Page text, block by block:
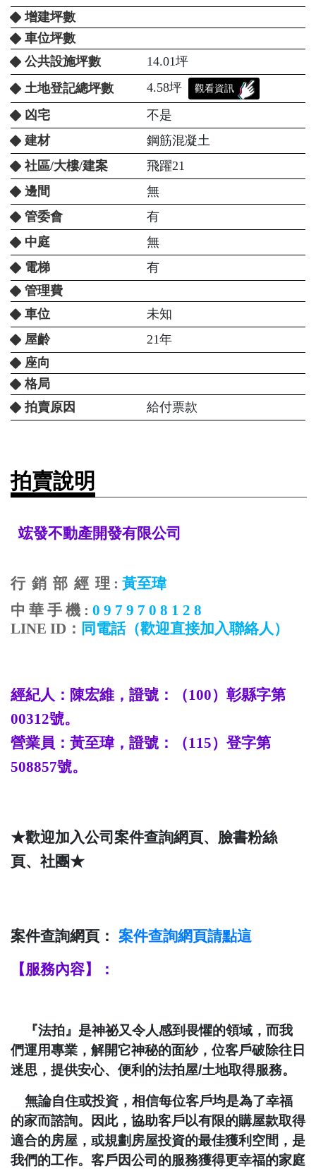
增建坪數
車位坪數
公共設施坪數
14.01坪
土地登記總坪數
4.58坪 觀看資訊
凶宅
不是
建材
鋼筋混凝土
社區/大樓/建案
飛躍21
邊間
無
管委會
有
中庭
無
電梯
有
管理費
車位
未知
屋齡
21年
座向
格局
拍賣原因
給付票款
拍賣說明
竤發不動產開發有限公司
行 銷 部 經 理 : 黃至瑋
中 華 手 機 : 0 9 7 9 7 0 8 1 2 8
LINE ID ： 同電話（歡迎直接加入聯絡人）
經紀人：陳宏維，證號：（100）彰縣字第
00312號。
營業員： 黃至瑋，證號：（115）登字第
508857號。
★歡迎加入公司案件查詢網頁、臉書粉絲
頁、社團★
案件查詢網頁： 案件查詢網頁請點這
【服務內容】：
『法拍』是神祕又令人感到畏懼的領域，而我
們運用專業，解開它神秘的面紗，位客戶破除往日
迷思，提供安心、便利的法拍屋/土地取得服務。
無論自住或投資，相信每位客戶均是為了幸福
的家而諮詢。因此，協助客戶以有限的購屋款取得
適合的房屋，或規劃房屋投資的最佳獲利空間，是
我們的工作。客戶因公司的服務獲得更幸福的家庭